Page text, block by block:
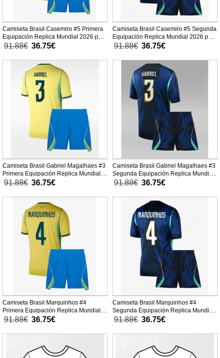
Camiseta Brasil Casemiro #5 Primera
Equipación Replica Mundial 2026 para
niños mangas cortas (+ Pantalones
91.88€ 36.75€
Camiseta Brasil Casemiro #5 Segunda
Equipación Replica Mundial 2026 para
niños mangas cortas (+ Pantalones
91.88€ 36.75€
Camiseta Brasil Gabriel Magalhaes #3
Primera Equipación Replica Mundial
2026 para niños mangas cortas (+
91.88€ 36.75€
Camiseta Brasil Gabriel Magalhaes #3
Segunda Equipación Replica Mundial
2026 para niños mangas cortas (+
91.88€ 36.75€
Camiseta Brasil Marquinhos #4
Primera Equipación Replica Mundial
2026 para niños mangas cortas (+
91.88€ 36.75€
Camiseta Brasil Marquinhos #4
Segunda Equipación Replica Mundial
2026 para niños mangas cortas (+
91.88€ 36.75€